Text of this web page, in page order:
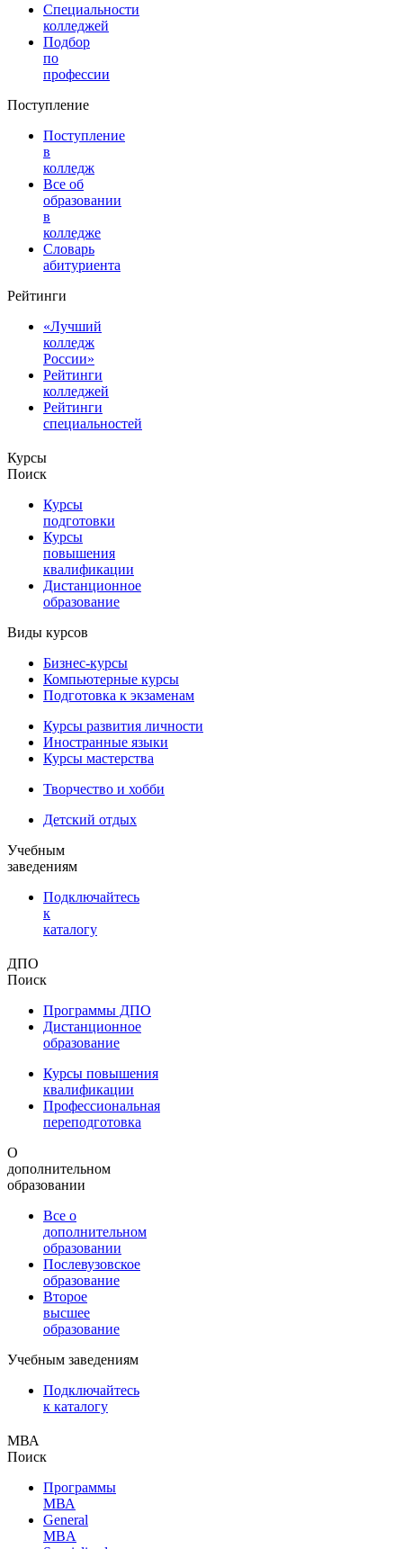
Специальности
колледжей
Подбор
по
профессии
Поступление
Поступление
в
колледж
Все об
образовании
в
колледже
Словарь
абитуриента
Рейтинги
«Лучший
колледж
России»
Рейтинги
колледжей
Рейтинги
специальностей
Курсы
Поиск
Курсы
подготовки
Курсы
повышения
квалификации
Дистанционное
образование
Виды курсов
Бизнес-курсы
Компьютерные курсы
Подготовка к экзаменам
Курсы развития личности
Иностранные языки
Курсы мастерства
Творчество и хобби
Детский отдых
Учебным
заведениям
Подключайтесь
к
каталогу
ДПО
Поиск
Программы ДПО
Дистанционное
образование
Курсы повышения
квалификации
Профессиональная
переподготовка
О
дополнительном
образовании
Все о
дополнительном
образовании
Послевузовское
образование
Второе
высшее
образование
Учебным заведениям
Подключайтесь
к каталогу
МВА
Поиск
Программы
МВА
General
MBA